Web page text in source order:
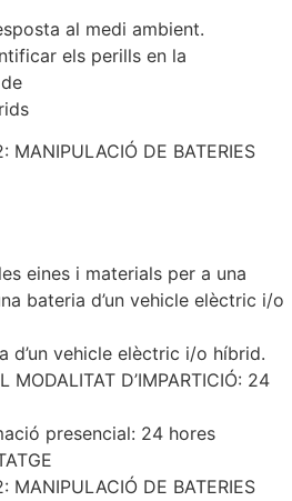
al medi ambient.
els perills en la
MANIPULACIÓ DE BATERIES
eines i materials per a una
bateria d’un vehicle elèctric i/o
d’un vehicle elèctric i/o híbrid.
MODALITAT D’IMPARTICIÓ: 24
presencial: 24 hores
MANIPULACIÓ DE BATERIES